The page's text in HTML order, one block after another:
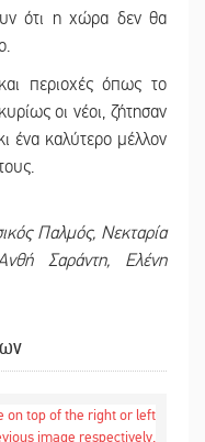
ότι η χώρα δεν θα
περιοχές όπως το
οι νέοι, ζήτησαν
ένα καλύτερο μέλλον
Παλμός, Νεκταρία
Σαράντη, Ελένη